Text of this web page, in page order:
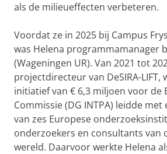
als de milieueffecten verbeteren.
Voordat ze in 2025 bij Campus
was Helena programmamanager
(Wageningen UR). Van 2021 tot
projectdirecteur van DeSIRA-LIFT,
initiatief van € 6,3 miljoen voor de
Commissie (DG INTPA) leidde
van zes Europese
onderzoekers en consultants van
wereld. Daarvoor werkte Helena